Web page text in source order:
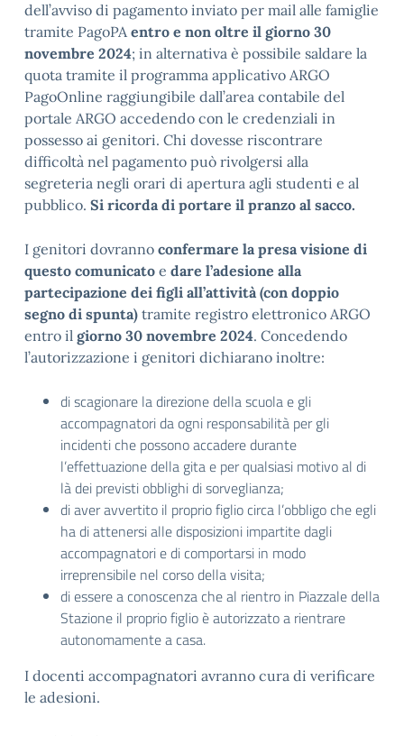
dell’avviso di pagamento inviato per mail alle famiglie
tramite PagoPAentro e non oltre il giorno 30
novembre 2024; in alternativa è possibile saldare la
quota tramite il programma applicativo ARGO
PagoOnline raggiungibile dall’area contabile del
portale ARGO accedendo con le credenziali in
possesso ai genitori. Chi dovesse riscontrare
difficoltà nel pagamento può rivolgersi alla
segreteria negli orari di apertura agli studenti e al
pubblico. Si ricorda di portare il pranzo al sacco.
I genitori dovranno confermare la presa visione di
questo comunicato e dare l’adesione alla
partecipazione dei figli all’attività (con doppio
segno di spunta) tramite registro elettronico ARGO
entro il giorno 30 novembre 2024. Concedendo
l’autorizzazione i genitori dichiarano inoltre:
di scagionare la direzione della scuola e gli
accompagnatori da ogni responsabilità per gli
incidenti che possono accadere durante
l’effettuazione della gita e per qualsiasi motivo al di
là dei previsti obblighi di sorveglianza;
di aver avvertito il proprio figlio circa l’obbligo che egli
ha di attenersi alle disposizioni impartite dagli
accompagnatori e di comportarsi in modo
irreprensibile nel corso della visita;
di essere a conoscenza che al rientro in Piazzale della
Stazione il proprio figlio è autorizzato a rientrare
autonomamente a casa.
I docenti accompagnatori avranno cura di verificare
le adesioni.